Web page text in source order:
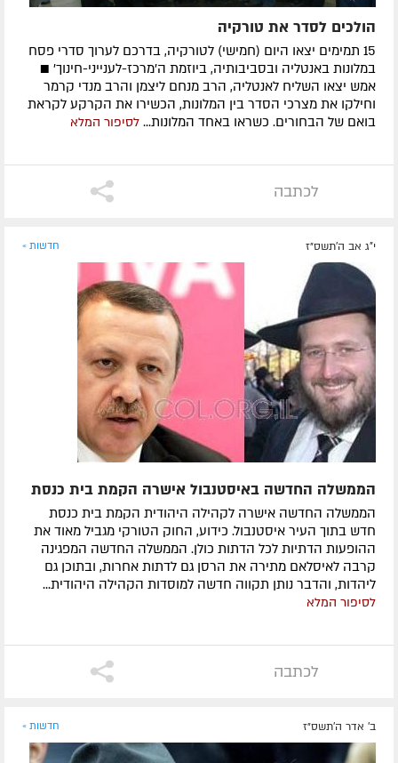
הולכים לסדר את טורקיה
15 תמימים יצאו היום (חמישי) לטורקיה, בדרכם לערוך סדרי פסח
במלונות באנטליה ובסביבותיה, ביוזמת ה'מרכז-לענייני-חינוך' ■
אמש יצאו השליח לאנטליה, הרב מנחם ליצמן והרב מנדי קרמר
וחילקו את מצרכי הסדר בין המלונות, הכשירו את הקרקע לקראת
בואם של הבחורים. כשראו באחד המלונות... לסיפור המלא
לכתבה
י"ג אב ה׳תשס״ז חדשות »
הממשלה החדשה באיסטנבול אישרה הקמת בית כנסת
הממשלה החדשה אישרה לקהילה היהודית הקמת בית כנסת
חדש בתוך העיר איסטנבול. כידוע, החוק הטורקי מגביל מאוד את
ההופעות הדתיות לכל הדתות כולן. הממשלה החדשה המפגינה
קרבה לאיסלאם מתירה את הרסן גם לדתות אחרות, ובתוכן גם
ליהדות, והדבר נותן תקווה חדשה למוסדות הקהילה היהודית...
לסיפור המלא
לכתבה
ב' אדר ה׳תשס״ז חדשות »